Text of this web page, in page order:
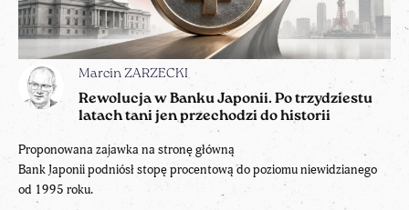
Marcin ZARZECKI
Rewolucja w Banku Japonii. Po trzydziestu
latach tani jen przechodzi do historii
Proponowana zajawka na stronę główną
Bank Japonii podniósł stopę procentową do poziomu niewidzianego
od 1995 roku.